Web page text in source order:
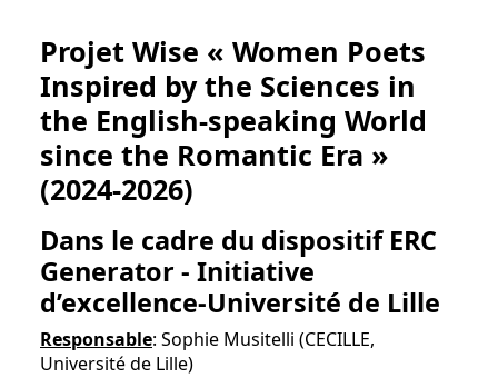
Projet Wise « Women Poets
Inspired by the Sciences in
the English-speaking World
since the Romantic Era »
(2024-2026)
Dans le cadre du dispositif ERC
Generator - Initiative
d’excellence-Université de Lille
Responsable: Sophie Musitelli (CECILLE,
Université de Lille)